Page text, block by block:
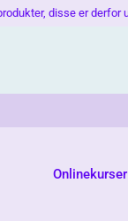
under afvikling.
Onlinekurser